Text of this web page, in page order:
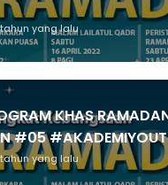
yang lalu
KHAS
#05
yang lalu